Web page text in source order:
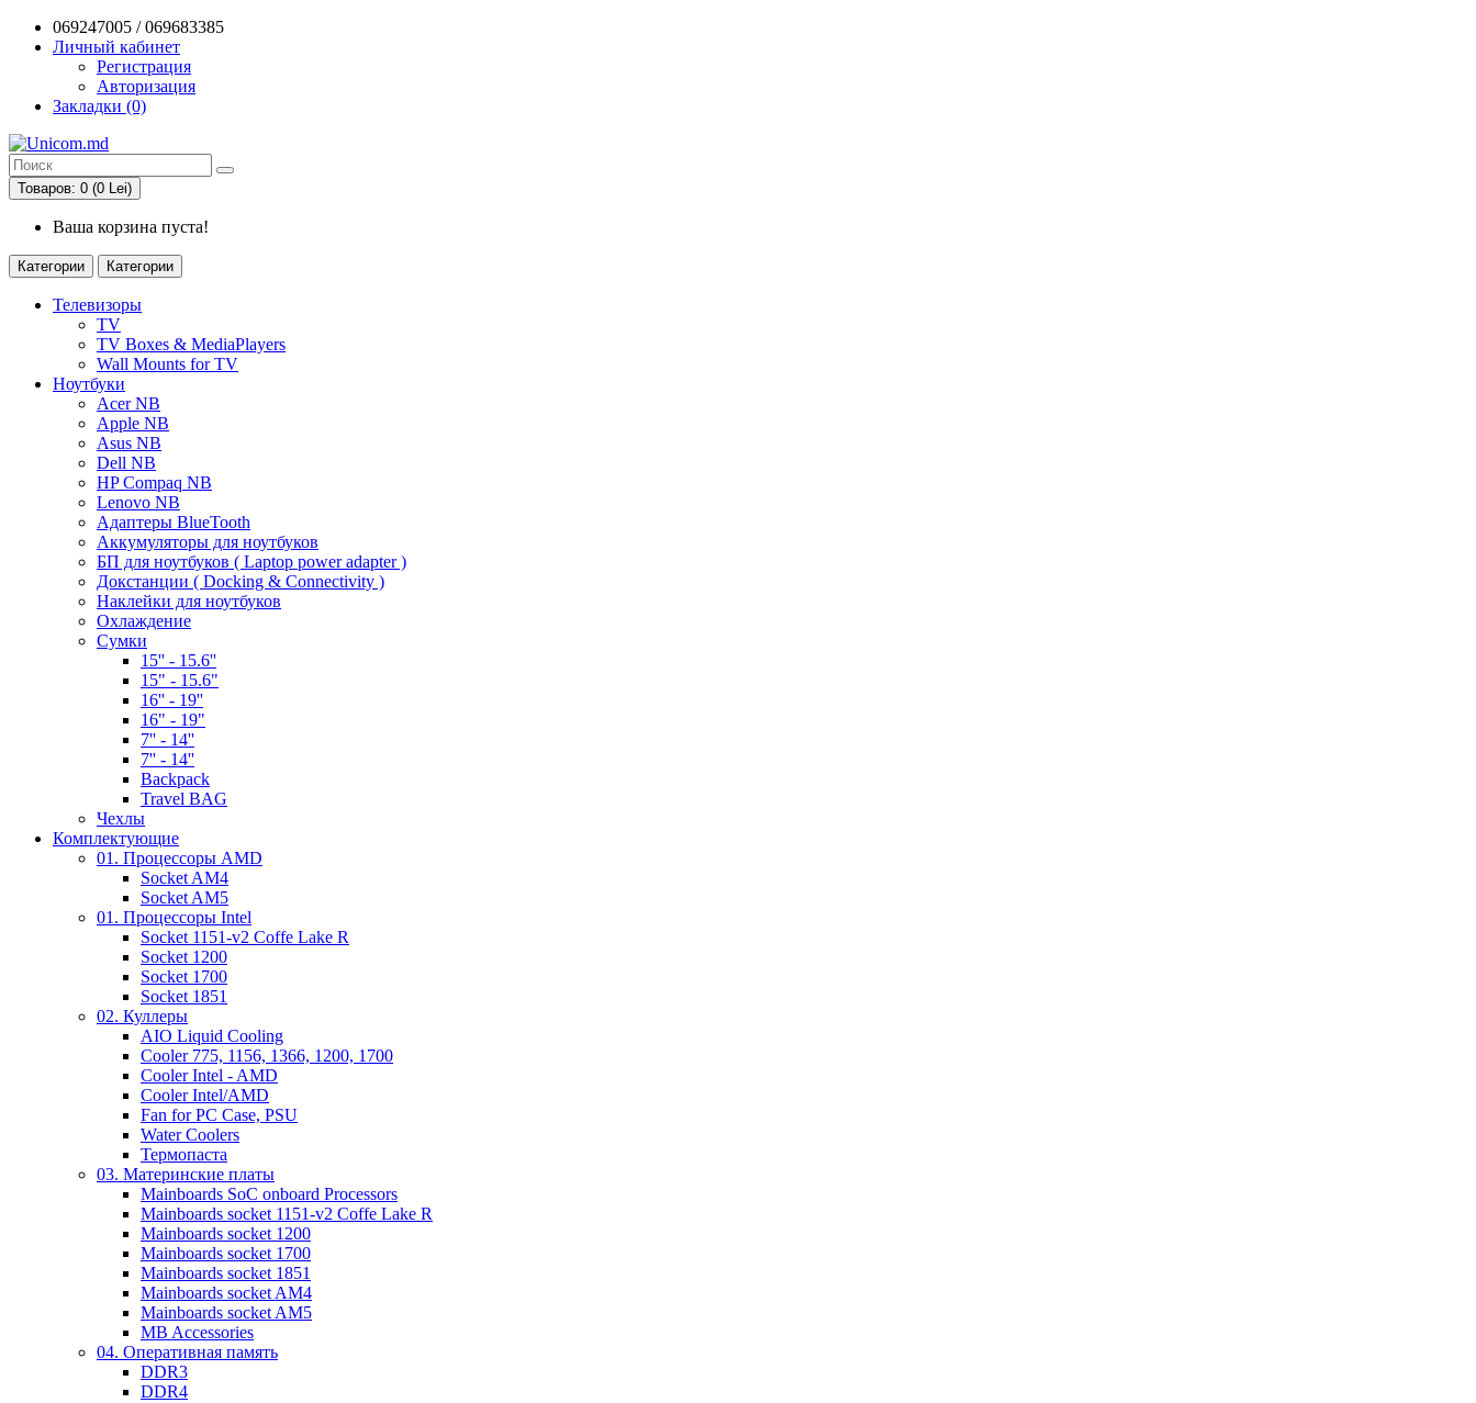
069247005 / 069683385
Личный кабинет
Регистрация
Авторизация
Закладки (0)
Товаров: 0 (0 Lei)
Ваша корзина пуста!
Категории Категории
Телевизоры
TV
TV Boxes & MediaPlayers
Wall Mounts for TV
Ноутбуки
Acer NB
Apple NB
Asus NB
Dell NB
HP Compaq NB
Lenovo NB
Адаптеры BlueTooth
Аккумуляторы для ноутбуков
БП для ноутбуков ( Laptop power adapter )
Докстанции ( Docking & Connectivity )
Наклейки для ноутбуков
Охлаждение
Сумки
15'' - 15.6''
15" - 15.6"
16'' - 19''
16" - 19"
7'' - 14''
7'' - 14''
Backpack
Travel BAG
Чехлы
Комплектующие
01. Процессоры AMD
Socket AM4
Socket AM5
01. Процессоры Intel
Socket 1151-v2 Coffe Lake R
Socket 1200
Socket 1700
Socket 1851
02. Куллеры
AIO Liquid Cooling
Cooler 775, 1156, 1366, 1200, 1700
Cooler Intel - AMD
Cooler Intel/AMD
Fan for PC Case, PSU
Water Coolers
Термопаста
03. Материнские платы
Mainboards SoC onboard Processors
Mainboards socket 1151-v2 Coffe Lake R
Mainboards socket 1200
Mainboards socket 1700
Mainboards socket 1851
Mainboards socket AM4
Mainboards socket AM5
MB Accessories
04. Оперативная память
DDR3
DDR4